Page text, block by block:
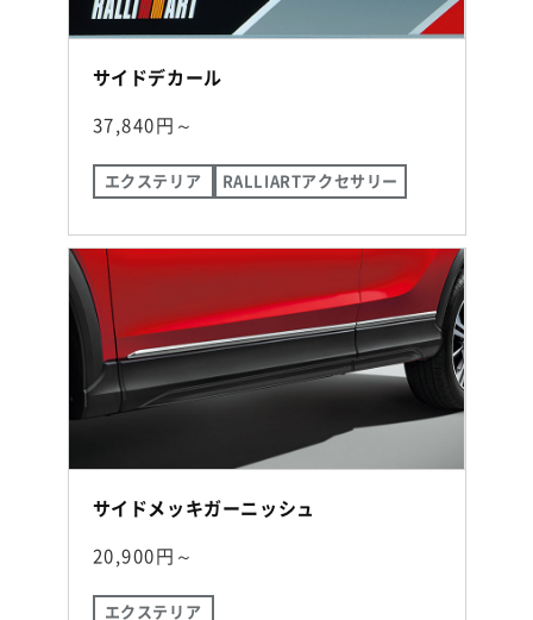
サイドデカール
37,840円～
エクステリア RALLIARTアクセサリー
サイドメッキガーニッシュ
20,900円～
エクステリア